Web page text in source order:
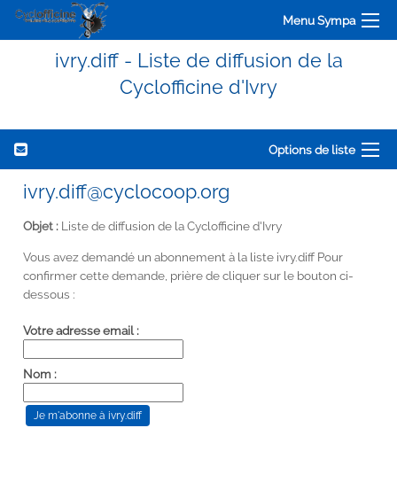
Menu Sympa
ivry.diff - Liste de diffusion de la
Cyclofficine d'Ivry
Options de liste
ivry.diff@cyclocoop.org
Objet : Liste de diffusion de la Cyclofficine d'Ivry
Vous avez demandé un abonnement à la liste ivry.diff Pour
confirmer cette demande, prière de cliquer sur le bouton ci-
dessous :
Votre adresse email :
Nom :